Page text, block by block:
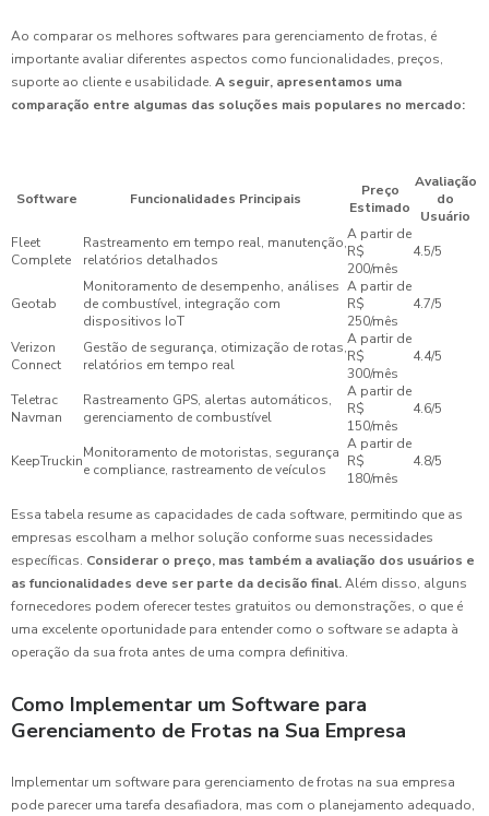
Ao comparar os melhores softwares para gerenciamento de frotas, é
importante avaliar diferentes aspectos como funcionalidades, preços,
suporte ao cliente e usabilidade. A seguir, apresentamos uma
comparação entre algumas das soluções mais populares no mercado:
Software Funcionalidades Principais
Preço
Estimado
Avaliação
do
Usuário
Fleet
Complete
Rastreamento em tempo real, manutenção,
relatórios detalhados
A partir de
R$
200/mês
4.5/5
Geotab
Monitoramento de desempenho, análises
de combustível, integração com
dispositivos IoT
A partir de
R$
250/mês
4.7/5
Verizon
Connect
Gestão de segurança, otimização de rotas,
relatórios em tempo real
A partir de
R$
300/mês
4.4/5
Teletrac
Navman
Rastreamento GPS, alertas automáticos,
gerenciamento de combustível
A partir de
R$
150/mês
4.6/5
KeepTruckinMonitoramento de motoristas, segurança
e compliance, rastreamento de veículos
A partir de
R$
180/mês
4.8/5
Essa tabela resume as capacidades de cada software, permitindo que as
empresas escolham a melhor solução conforme suas necessidades
específicas. Considerar o preço, mas também a avaliação dos usuários e
as funcionalidades deve ser parte da decisão final.Além disso, alguns
fornecedores podem oferecer testes gratuitos ou demonstrações, o que é
uma excelente oportunidade para entender como o software se adapta à
operação da sua frota antes de uma compra definitiva.
Como Implementar um Software para
Gerenciamento de Frotas na Sua Empresa
Implementar um software para gerenciamento de frotas na sua empresa
pode parecer uma tarefa desafiadora, mas com o planejamento adequado,